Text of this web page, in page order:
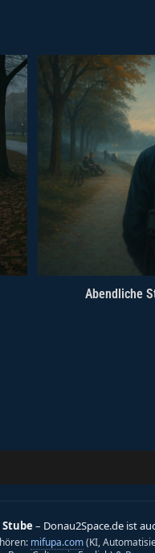
Abendliche
– Donau2Space.de ist
mifupa.com(KI,